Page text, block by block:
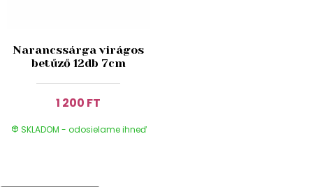
Narancssárga virágos
betűző 12db 7cm
1 200 FT
SKLADOM - odosielame ihneď